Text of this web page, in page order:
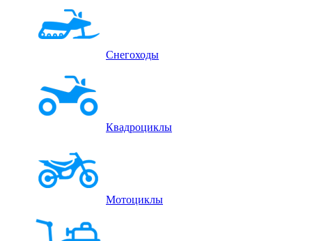
Снегоходы
Квадроциклы
Мотоциклы